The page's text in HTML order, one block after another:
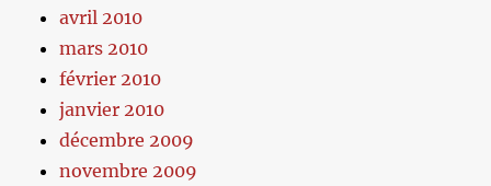
avril 2010
mars 2010
février 2010
janvier 2010
décembre 2009
novembre 2009